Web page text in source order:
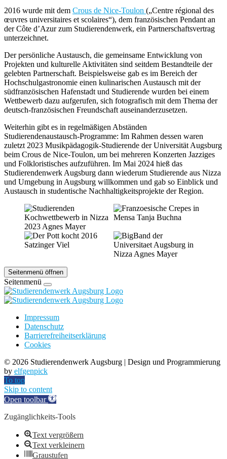
2016 wurde mit dem Crous de Nice-Toulon („Centre régional des
œuvres universitaires et scolaires“), dem französischen Pendant an
der Côte d’Azur zum Studierendenwerk, ein Partnerschaftsvertrag
unterzeichnet.
Der persönliche Austausch, die gemeinsame Entwicklung von
Projekten und kulturelle Aktivitäten sind seitdem Bestandteile der
gelebten Partnerschaft. Beispielsweise gab es im Bereich der
Hochschulgastronomie einen kulinarischen Austausch mit der
südfranzösischen Hafenstadt und Studierende wurden bei einem
Wettbewerb dazu aufgerufen, sich fotografisch mit dem Thema der
deutsch-französischen Freundschaft auseinanderzusetzen.
Weiterhin gibt es in regelmäßigen Abständen
Studierendenaustausch-Programme: Im Rahmen dessen waren
zuletzt 2023 Musikpädagogik-Studierende der Universität Augsburg
beim Crous de Nice-Toulon, um bei mehreren Konzerten Jazziges
und Folkloristisches aufzuführen. Im Mai 2024 hieß das
Studierendenwerk Augsburg dann wiederum Studierende aus Nizza
und Umgebung in Augsburg willkommen und gab so Einblick und
Austausch in studentische Nachhaltigkeitsprojekte der Region.
Seitenmenü öffnen
Seitenmenü
Impressum
Datenschutz
Barrierefreiheitserklärung
Cookies
© 2026 Studierendenwerk Augsburg | Design und Programmierung
by elfgenpick
To top
Skip to content
Open toolbar
Zugänglichkeits-Tools
Text vergrößern
Text verkleinern
Graustufen